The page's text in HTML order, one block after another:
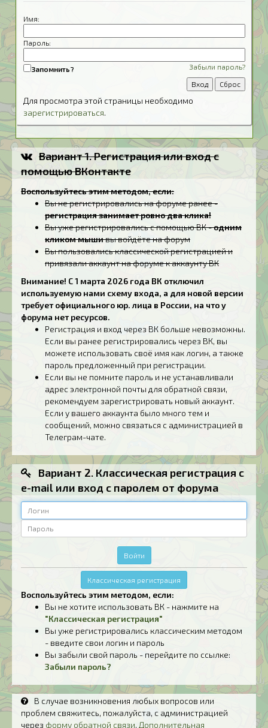
Имя:
Пароль:
Забыли пароль?
Запомнить?
Для просмотра этой страницы необходимо
зарегистрироваться.
Вариант 1. Регистрация или вход с
помощью ВКонтакте
Воспользуйтесь этим методом, если:
Вы не регистрировались на форуме ранее -
регистрация занимает ровно два клика!
Вы уже регистрировались с помощью ВК -одним
кликом мышивы войдёте на форум
Вы пользовались классической регистрацией и
привязали аккаунт на форуме к аккаунту ВК
Внимание! С 1 марта 2026 года ВК отключил
используемую нами схему входа, а для новой версии
требует официального юр. лица в России, на что у
форума нет ресурсов.
Регистрация и вход через ВК больше невозможны.
Если вы ранее регистрировались через ВК, вы
можете использовать своё имя как логин, а также
пароль предложенный при регистрации.
Если вы не помните пароль и не устанавливали
адрес электронной почты для обратной связи,
рекомендуем зарегистрировать новый аккаунт.
Если у вашего аккаунта было много тем и
сообщений, можно связаться с администрацией в
Телеграм-чате.
Вариант 2. Классическая регистрация с
e-mail или вход с паролем от форума
Войти
Классическая регистрация
Воспользуйтесь этим методом, если:
Вы не хотите использовать ВК - нажмите на
"Классическая регистрация"
Вы уже регистрировались классическим методом
- введите свои логин и пароль
Вы забыли свой пароль - перейдите по ссылке:
Забыли пароль?
В случае возникновения любых вопросов или
проблем свяжитесь, пожалуйста, с администрацией
через форму обратной связи. Дополнительная